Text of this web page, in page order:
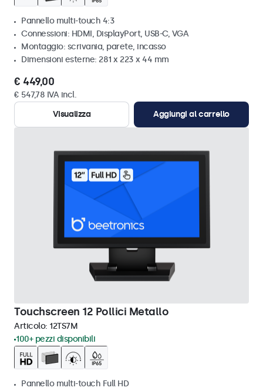
Pannello multi-touch 4:3
Connessioni: HDMI, DisplayPort, USB-C, VGA
Montaggio: scrivania, parete, incasso
Dimensioni esterne: 281 x 223 x 44 mm
€ 449,00
€ 547,78 IVA incl.
Visualizza
Aggiungi al carrello
Touchscreen 12 Pollici Metallo
Articolo: 12TS7M
100+ pezzi disponibili
Pannello multi-touch Full HD